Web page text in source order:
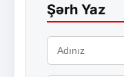
Şərh Yaz